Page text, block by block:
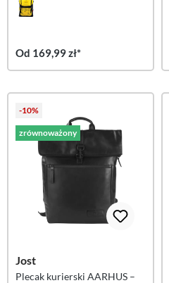
Od 169,99 zł*
-10%
zrównoważony
Jost
Plecak kurierski AARHUS –